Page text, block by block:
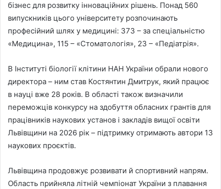
бізнес для розвитку інноваційних рішень. Понад 560
випускників цього університету розпочинають
професійний шлях у медицині: 373 – за спеціальністю
«Медицина», 115 – «Стоматологія», 23 – «Педіатрія».
В Інституті біології клітини НАН України обрали нового
директора – ним став Костянтин Дмитрук, який працює
в науці вже 28 років. В області також визначили
переможців конкурсу на здобуття обласних грантів для
працівників наукових установ і закладів вищої освіти
Львівщини на 2026 рік – підтримку отримають автори 13
наукових проєктів.
Львівщина продовжує розвивати й спортивний напрям.
Область прийняла літній чемпіонат України з плавання